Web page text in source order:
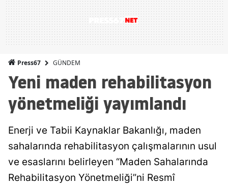
Press67 GÜNDEM
Yeni maden rehabilitasyon
yönetmeliği yayımlandı
Enerji ve Tabii Kaynaklar Bakanlığı, maden
sahalarında rehabilitasyon çalışmalarının usul
ve esaslarını belirleyen “Maden Sahalarında
Rehabilitasyon Yönetmeliği”ni Resmî